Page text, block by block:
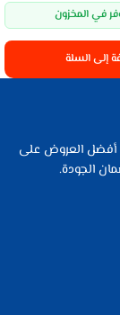
في المخزون
إلى السلة
أفضل العروض على
الجودة.